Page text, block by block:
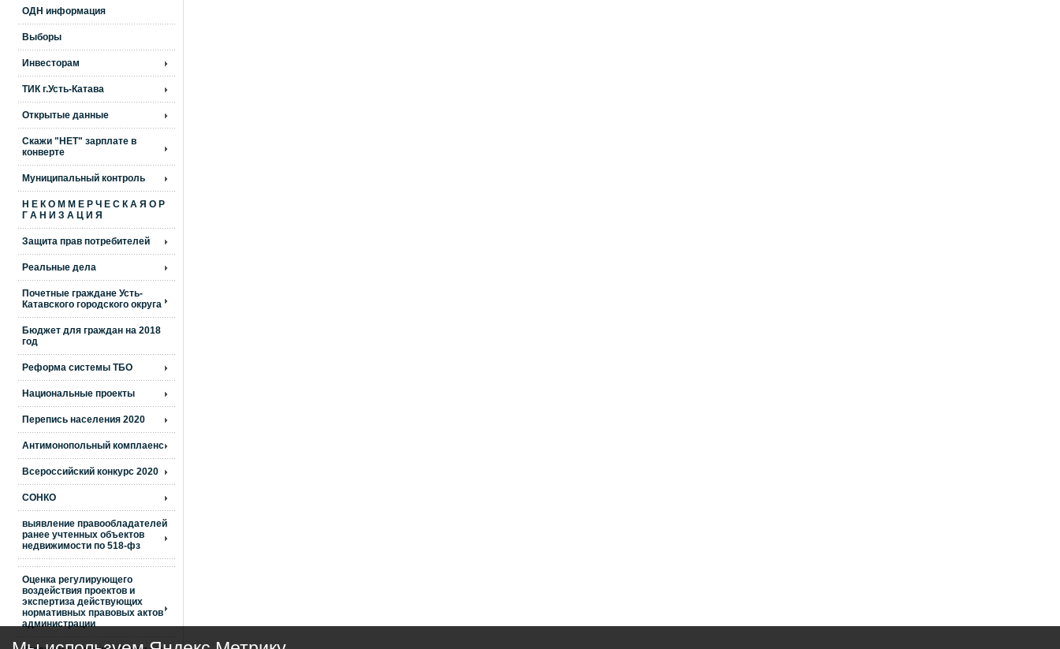
ОДН информация
Выборы
Инвесторам
ТИК г.Усть-Катава
Открытые данные
Скажи "НЕТ" зарплате в
конверте
Муниципальный контроль
Н Е К О М М Е Р Ч Е С К А Я О Р
Г А Н И З А Ц И Я
Защита прав потребителей
Реальные дела
Почетные граждане Усть-
Катавского городского округа
Бюджет для граждан на 2018
год
Реформа системы ТБО
Национальные проекты
Перепись населения 2020
Антимонопольный комплаенс
Всероссийский конкурс 2020
СОНКО
выявление правообладателей
ранее учтенных объектов
недвижимости по 518-фз
Оценка регулирующего
воздействия проектов и
экспертиза действующих
нормативных правовых актов
администрации